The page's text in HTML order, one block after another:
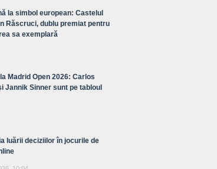
la simbol european: Castelul
Răscruci, dublu premiat pentru
sa exemplară
Madrid Open 2026: Carlos
Jannik Sinner sunt pe tabloul
luării deciziilor în jocurile de